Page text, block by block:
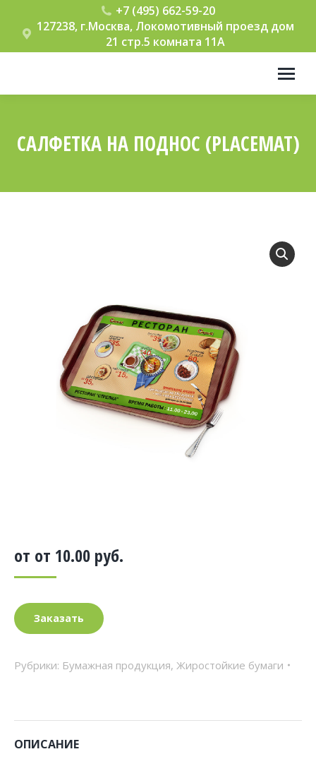
+7 (495) 662-59-20
127238, г.Москва, Локомотивный проезд дом
21 стр.5 комната 11А
САЛФЕТКА НА ПОДНОС (PLACEMAT)
от от 10.00 руб.
Заказать
Рубрики: Бумажная продукция, Жиростойкие бумаги
ОПИСАНИЕ